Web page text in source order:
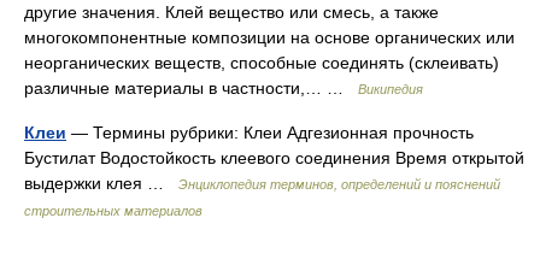
другие значения. Клей вещество или смесь, а также
многокомпонентные композиции на основе органических или
неорганических веществ, способные соединять (склеивать)
различные материалы в частности,… …
Википедия
Клеи — Термины рубрики: Клеи Адгезионная прочность
Бустилат Водостойкость клеевого соединения Время открытой
выдержки клея …
Энциклопедия терминов, определений и пояснений
строительных материалов